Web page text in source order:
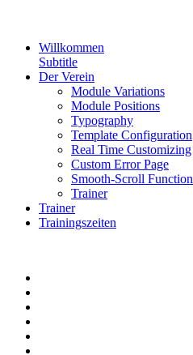
Willkommen
Subtitle
Der Verein
Module Variations
Module Positions
Typography
Template Configuration
Real Time Customizing
Custom Error Page
Smooth-Scroll Function
Trainer
Trainer
Trainingszeiten